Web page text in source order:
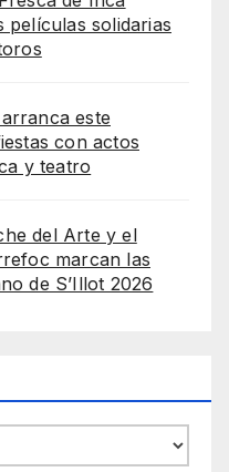
películas solidarias
este
con actos
y teatro
del Arte y el
marcan las
de S’Illot 2026